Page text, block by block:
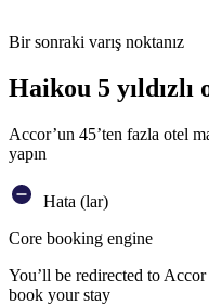
Bir sonraki varış noktanız
Haikou 5
Accor’un 45’ten fazla otel
yapın
Hata (lar)
Core booking engine
You’ll be redirected to
book your stay